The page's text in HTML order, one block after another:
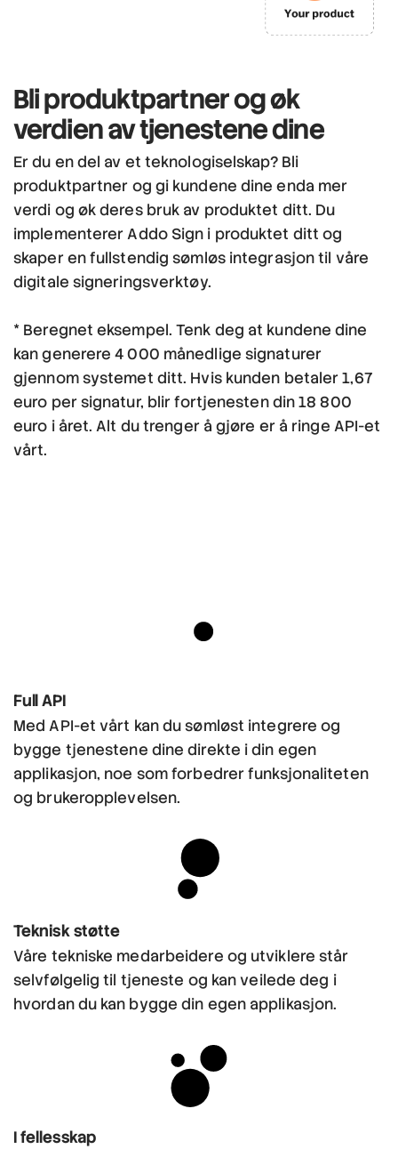
Bli produktpartnerog øk
verdien av tjenestene dine
Er du en del av et teknologiselskap? Bli
produktpartner og gi kundene dine enda mer
verdi og øk deres bruk av produktet ditt. Du
implementerer Addo Sign i produktet ditt og
skaper en fullstendig sømløs integrasjon til våre
digitale signeringsverktøy.
* Beregnet eksempel. Tenk deg at kundene dine
kan generere 4 000 månedlige signaturer
gjennom systemet ditt. Hvis kunden betaler 1,67
euro per signatur, blir fortjenesten din 18 800
euro i året. Alt du trenger å gjøre er å ringe API-et
vårt.
Full API
Med API-et vårt kan du sømløst integrere og
bygge tjenestene dine direkte i din egen
applikasjon, noe som forbedrer funksjonaliteten
og brukeropplevelsen.
Teknisk støtte
Våre tekniske medarbeidere og utviklere står
selvfølgelig til tjeneste og kan veilede deg i
hvordan du kan bygge din egen applikasjon.
I fellesskap